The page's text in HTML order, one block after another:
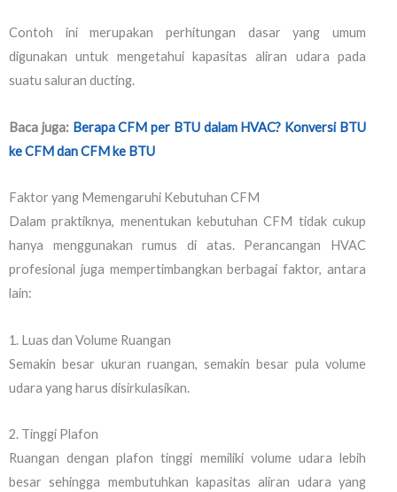
Contoh ini merupakan perhitungan dasar yang umum
digunakan untuk mengetahui kapasitas aliran udara pada
suatu saluran ducting.
Baca juga: Berapa CFM per BTU dalam HVAC? Konversi BTU
ke CFM dan CFM ke BTU
Faktor yang Memengaruhi Kebutuhan CFM
Dalam praktiknya, menentukan kebutuhan CFM tidak cukup
hanya menggunakan rumus di atas. Perancangan HVAC
profesional juga mempertimbangkan berbagai faktor, antara
lain:
1. Luas dan Volume Ruangan
Semakin besar ukuran ruangan, semakin besar pula volume
udara yang harus disirkulasikan.
2. Tinggi Plafon
Ruangan dengan plafon tinggi memiliki volume udara lebih
besar sehingga membutuhkan kapasitas aliran udara yang